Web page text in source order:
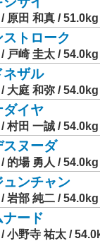
原田 和真 / 51.0kg
ストローク
戸崎 圭太 / 54.0kg
ネザル
大庭 和弥 / 54.0kg
ダイヤ
村田 一誠 / 54.0kg
スヌーダ
的場 勇人 / 54.0kg
ュンチャン
岩部 純二 / 54.0kg
ナード
小野寺 祐太 /